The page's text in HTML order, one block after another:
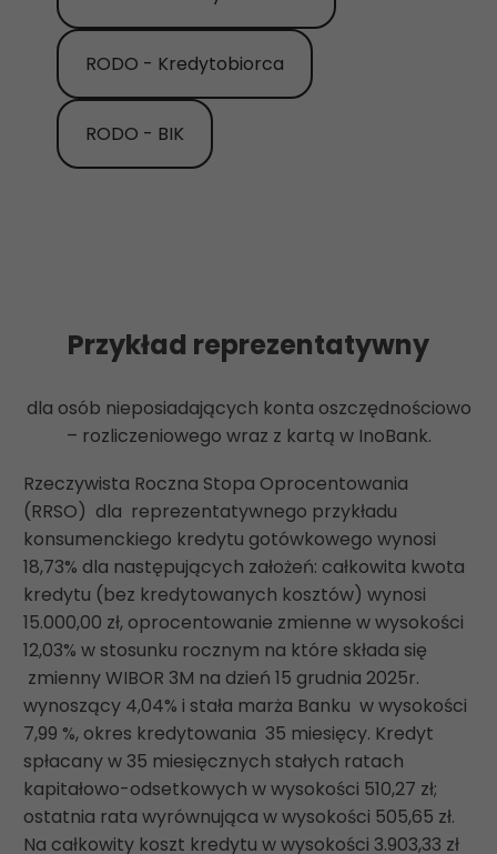
RODO - Kredytobiorca
RODO - BIK
Przykład reprezentatywny
dla osób nieposiadających konta oszczędnościowo
– rozliczeniowego wraz z kartą w InoBank.
Rzeczywista Roczna Stopa Oprocentowania
(RRSO) dla reprezentatywnego przykładu
konsumenckiego kredytu gotówkowego wynosi
18,73% dla następujących założeń: całkowita kwota
kredytu (bez kredytowanych kosztów) wynosi
15.000,00 zł, oprocentowanie zmienne w wysokości
12,03% w stosunku rocznym na które składa się
zmienny WIBOR 3M na dzień 15 grudnia 2025r.
wynoszący 4,04% i stała marża Banku w wysokości
7,99 %, okres kredytowania 35 miesięcy. Kredyt
spłacany w 35 miesięcznych stałych ratach
kapitałowo-odsetkowych w wysokości 510,27 zł;
ostatnia rata wyrównująca w wysokości 505,65 zł.
Na całkowity koszt kredytu w wysokości 3.903,33 zł